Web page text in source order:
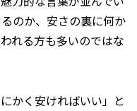
のか、安さの裏に何か
れる方も多いのではな
かく安ければいい」と